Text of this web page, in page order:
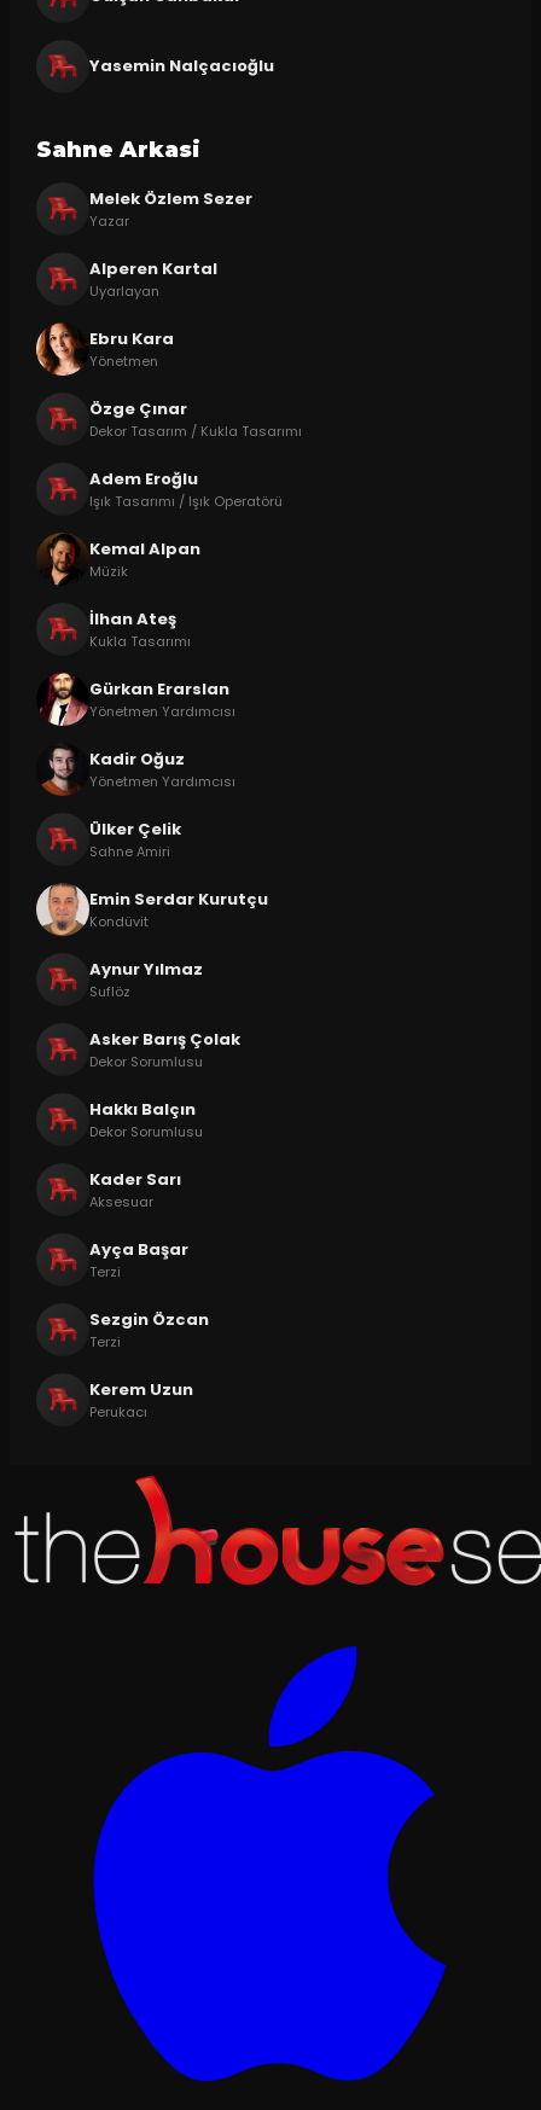
Yasemin Nalçacıoğlu
Sahne Arkasi
Melek Özlem Sezer
Yazar
Alperen Kartal
Uyarlayan
Ebru Kara
Yönetmen
Özge Çınar
Dekor Tasarım / Kukla Tasarımı
Adem Eroğlu
Işık Tasarımı / Işık Operatörü
Kemal Alpan
Müzik
İlhan Ateş
Kukla Tasarımı
Gürkan Erarslan
Yönetmen Yardımcısı
Kadir Oğuz
Yönetmen Yardımcısı
Ülker Çelik
Sahne Amiri
Emin Serdar Kurutçu
Kondüvit
Aynur Yılmaz
Suflöz
Asker Barış Çolak
Dekor Sorumlusu
Hakkı Balçın
Dekor Sorumlusu
Kader Sarı
Aksesuar
Ayça Başar
Terzi
Sezgin Özcan
Terzi
Kerem Uzun
Perukacı